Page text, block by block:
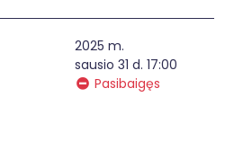
2025 m.
sausio 31 d. 17:00
Pasibaigęs